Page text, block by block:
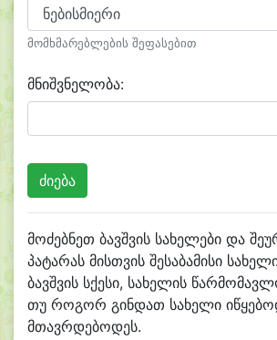
მომხმარებლების შეფასებით
მნიშვნელობა:
მოძებნეთ ბავშვის სახელები და
პატარას მისთვის შესაბამისი
ბავშვის სქესი, სახელის
თუ როგორ გინდათ სახელი
მთავრდებოდეს.